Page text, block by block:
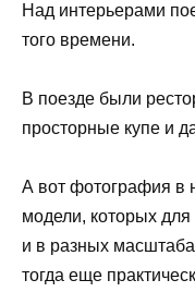
Над интерьерами
того времени.
В поезде были
просторные купе и
А вот фотография в
модели, которых
и в разных
тогда еще